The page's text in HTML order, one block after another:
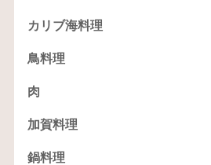
カリブ海料理
鳥料理
肉
加賀料理
鍋料理